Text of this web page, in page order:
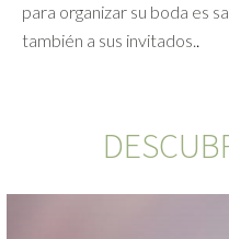
para organizar su boda es
también a sus invitados.